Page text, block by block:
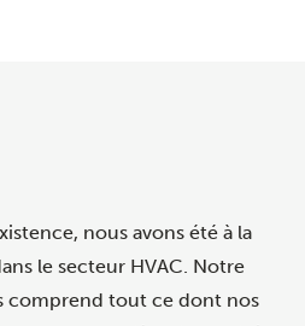
nous avons été à la
le secteur HVAC. Notre
comprend tout ce dont nos